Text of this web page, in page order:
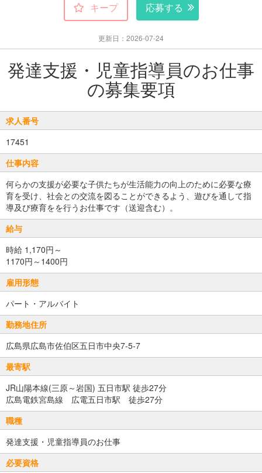
キープ 応募する
更新日：2026-07-24
発達支援・児童指導員のお仕事
の募集要項
求人番号
17451
仕事内容
何らかの支援が必要な子供たちが生活能力の向上のために必要な療
育を受け、社会との交流を図ることができるよう、遊びを通して指
導及び療育をを行うお仕事です（送迎含む）。
給与
時給 1,170円～
1170円～1400円
雇用形態
パート・アルバイト
勤務地住所
広島県広島市佐伯区五日市中央7-5-7
最寄駅
JR山陽本線(三原～岩国) 五日市駅 徒歩27分
広島電鉄宮島線 広電五日市駅 徒歩27分
職種
発達支援・児童指導員のお仕事
必要資格